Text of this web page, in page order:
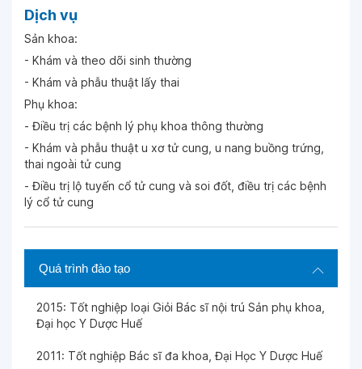
Dịch vụ
Sản khoa:
- Khám và theo dõi sinh thường
- Khám và phẫu thuật lấy thai
Phụ khoa:
- Điều trị các bệnh lý phụ khoa thông thường
- Khám và phẫu thuật u xơ tử cung, u nang buồng trứng,
thai ngoài tử cung
- Điều trị lộ tuyến cổ tử cung và soi đốt, điều trị các bệnh
lý cổ tử cung
Quá trình đào tạo
2015: Tốt nghiệp loại Giỏi Bác sĩ nội trú Sản phụ khoa,
Đại học Y Dược Huế
2011: Tốt nghiệp Bác sĩ đa khoa, Đại Học Y Dược Huế
Ngày 20-03-2026
Ngày 16-03-2026
Ngày 15-03-2026